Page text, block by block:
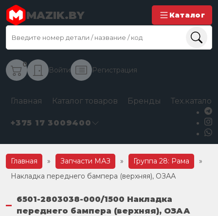
MAZIK.BY Каталог
0
Войти Регистрация
Главная Каталог товаров Бренды
+375 17 3009400
Главная » Запчасти МАЗ » Группа 28: Рама
»
Накладка переднего бампера (верхняя), ОЗАА
6501-2803038-000/1500 Накладка
переднего бампера (верхняя), ОЗАА